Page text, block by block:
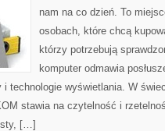
nam na co dzień. To
osobach, które chcą
którzy potrzebują
komputer odmawia
i technologie wyświetlania. W
stawia na czytelność i
[…]